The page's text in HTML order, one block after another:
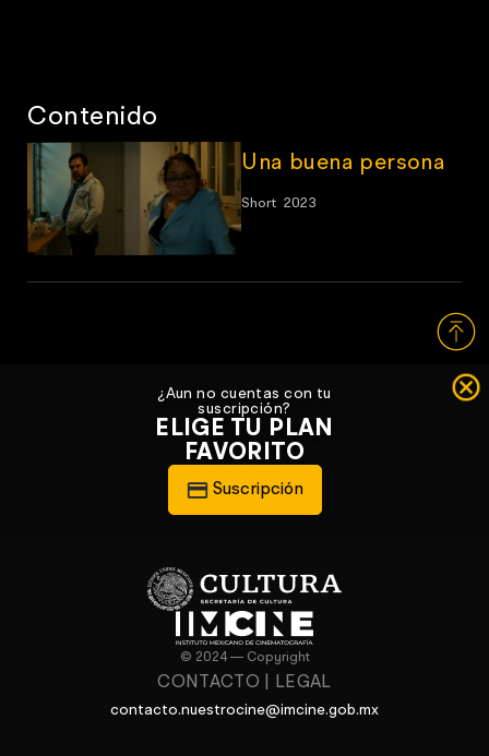
Contenido
Una buena persona
Short 2023
¿Aun no cuentas con tu
suscripción?
ELIGE TU PLAN
FAVORITO
Suscripción
© 2024 — Copyright
CONTACTO LEGAL
contacto.nuestrocine@imcine.gob.mx